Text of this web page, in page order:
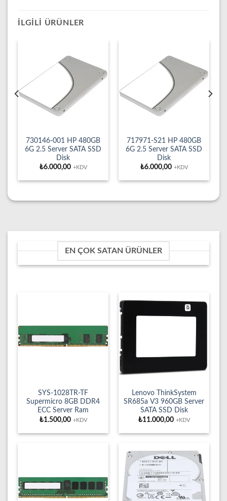
İLGILI ÜRÜNLER
730146-001 HP 480GB
6G 2.5 Server SATA SSD
Disk
₺6.000,00 +KDV
717971-S21 HP 480GB
6G 2.5 Server SATA SSD
Disk
₺6.000,00 +KDV
EN ÇOK SATAN ÜRÜNLER
SYS-1028TR-TF
Supermicro 8GB DDR4
ECC Server Ram
₺1.500,00 +KDV
Lenovo ThinkSystem
SR685a V3 960GB Server
SATA SSD Disk
₺11.000,00 +KDV